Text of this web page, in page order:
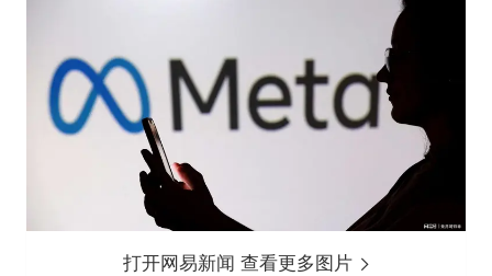
打开网易新闻 查看更多图片